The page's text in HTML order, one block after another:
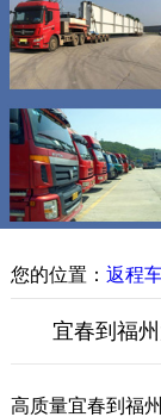
您的位置： 返程
宜春到福
高质量宜春到福